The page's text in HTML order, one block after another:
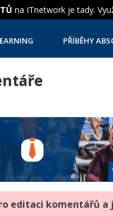
na ITnetwork je tady.
PŘÍBĚHY
editaci komentářů a